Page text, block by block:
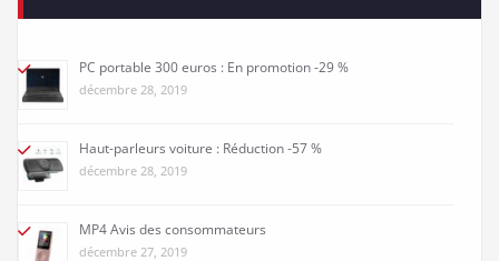
PC portable 300 euros : En promotion -29 %
décembre 28, 2019
Haut-parleurs voiture : Réduction -57 %
décembre 28, 2019
MP4 Avis des consommateurs
décembre 27, 2019